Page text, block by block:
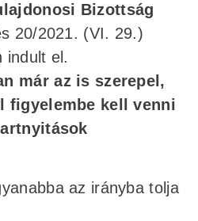
Bizottság
20/2021. (VI. 29.)
indult el.
már az is szerepel,
figyelembe kell venni
az irányba tolja